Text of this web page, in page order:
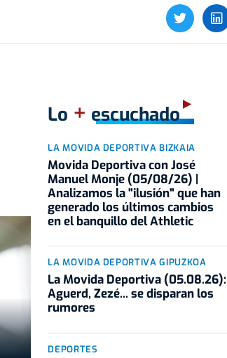
Lo + escuchado
LA MOVIDA DEPORTIVA BIZKAIA
Movida Deportiva con José
Manuel Monje (05/08/26) |
Analizamos la "ilusión" que han
generado los últimos cambios
en el banquillo del Athletic
LA MOVIDA DEPORTIVA GIPUZKOA
La Movida Deportiva (05.08.26):
Aguerd, Zezé... se disparan los
rumores
DEPORTES